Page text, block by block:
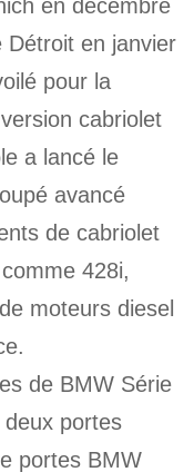
en décembre
Détroit en janvier
pour la
cabriolet
a lancé le
avancé
de cabriolet
428i,
moteurs diesel
de BMW Série
portes
portes BMW